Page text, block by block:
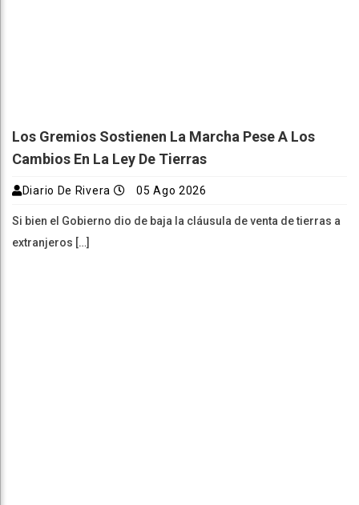
Los Gremios Sostienen La Marcha Pese A Los
Cambios En La Ley De Tierras
Diario De Rivera 05 Ago 2026
Si bien el Gobierno dio de baja la cláusula de venta de tierras a
extranjeros […]